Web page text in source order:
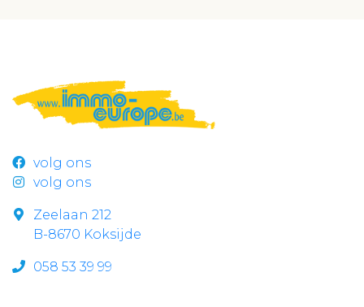
volg ons
volg ons
Zeelaan 212
B-8670 Koksijde
058 53 39 99